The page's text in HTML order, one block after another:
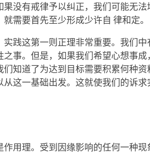
果没有戒律予以纠正，我们可能无
需要首先至少形成少许自 律和定。
实践这第一则正理非常重要。我们
之事。但是，如果我们希望心想事
们知道了为达到目标需要积累何种
从这一基础出发。这就使我们的诉求
作用理。受到因缘影响的任何一种